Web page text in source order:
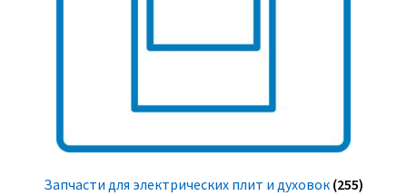
Запчасти для электрических плит и духовок (255)